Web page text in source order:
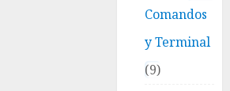
Comandos
y Terminal
9